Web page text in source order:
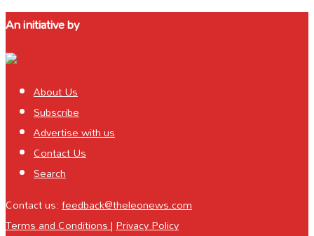
An initiative by
About Us
Subscribe
Advertise with us
Contact Us
Search
Contact us:feedback@theleonews.com
Terms and Conditions|Privacy Policy